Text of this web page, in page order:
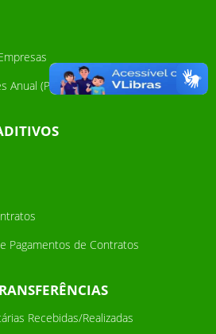
Anual (PCA)
Pagamentos de Contratos
Recebidas/Realizadas